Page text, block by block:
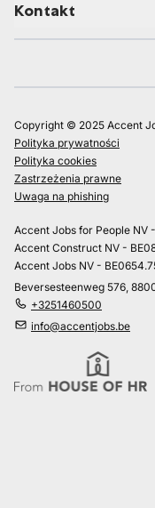
Kontakt
Copyright © 2025 Accent
Polityka prywatności
Polityka cookies
Zastrzeżenia prawne
Uwaga na phishing
Accent Jobs for People NV
Accent Construct NV -
Accent Jobs NV -
Beversesteenweg 576,
+3251460500
info@accentjobs.be